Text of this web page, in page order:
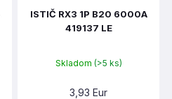
ISTIČ RX3 1P B20 6000A
419137 LE
Skladom (>5 ks)
3,93 Eur